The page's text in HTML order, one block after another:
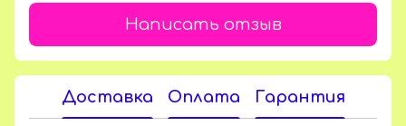
Написать отзыв
Доставка Оплата Гарантия